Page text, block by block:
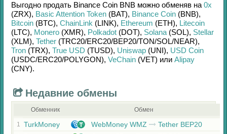
Выгодно продать Binance Coin BNB можно обменяв на 0x
(ZRX), Basic Attention Token (BAT), Binance Coin (BNB),
Bitcoin (BTC), ChainLink (LINK), Ethereum (ETH), Litecoin
(LTC), Monero (XMR), Polkadot (DOT), Solana (SOL), Stellar
(XLM), Tether (TRC20/ERC20/BEP20/TON/SOL/NEAR),
Tron (TRX), True USD (TUSD), Uniswap (UNI), USD Coin
(USDC/ERC20/POLYGON), VeChain (VET) или Alipay
(CNY).
Недавние обмены
Обменник Обмен
1 TurkMoney WebMoney WMZ Tether BEP20